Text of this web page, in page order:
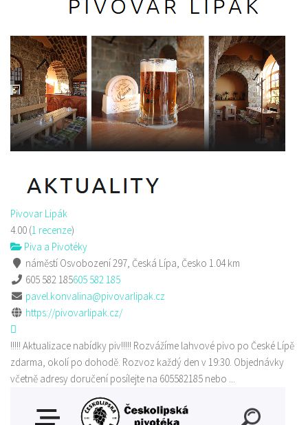
Pivovar Lipák
4.00 (1 recenze)
Piva a Pivotéky
náměstí Osvobození 297, Česká Lípa, Česko 1.04 km
605 582 185605 582 185
pavel.konvalina@pivovarlipak.cz
https://pivovarlipak.cz/
!!!!! Aktualizace nabídky piv!!!!! Rozvážíme lahvové pivo po České Lípě
zdarma, okolí po dohodě. Rozvoz každý den v 19:30. Objednávky
včetně adresy doručení posílejte na 605582185 nebo ...